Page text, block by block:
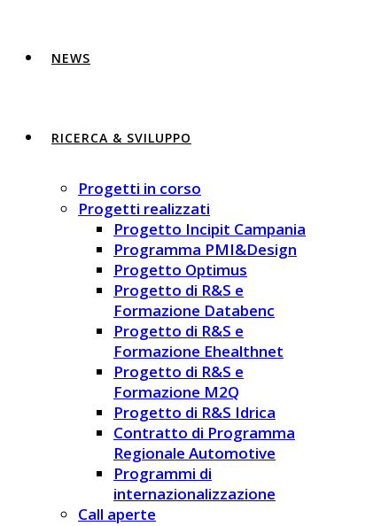
NEWS
RICERCA & SVILUPPO
Progetti in corso
Progetti realizzati
Progetto Incipit Campania
Programma PMI&Design
Progetto Optimus
Progetto di R&S e
Formazione Databenc
Progetto di R&S e
Formazione Ehealthnet
Progetto di R&S e
Formazione M2Q
Progetto di R&S Idrica
Contratto di Programma
Regionale Automotive
Programmi di
internazionalizzazione
Call aperte